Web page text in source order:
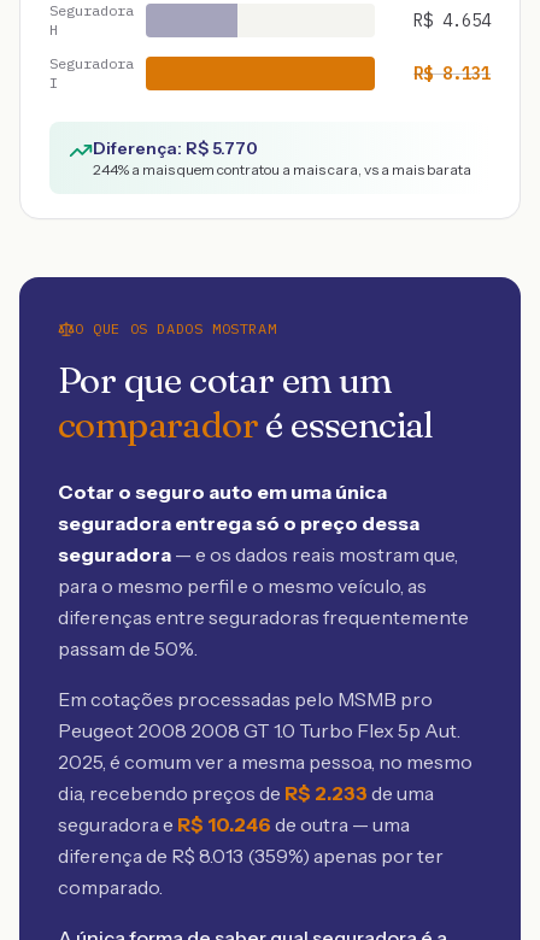
Seguradora
H
R$ 4.654
Seguradora
I
R$8.131
Diferença: R$5.770
244% a mais quem contratou a mais cara, vs a mais barata
O QUE OS DADOS MOSTRAM
Por que cotar em um
comparadoré essencial
Cotar o seguro auto em uma única
seguradora entrega só o preço dessa
seguradora — e os dados reais mostram que,
para o mesmo perfil e o mesmo veículo, as
diferenças entre seguradoras frequentemente
passam de 50%.
Em cotações processadas pelo MSMB pro
Peugeot 2008 2008 GT 1.0 Turbo Flex 5p Aut.
2025, é comum ver a mesma pessoa, no mesmo
dia, recebendo preços de R$ 2.233 de uma
seguradora e R$ 10.246 de outra — uma
diferença de R$ 8.013 (359%) apenas por ter
comparado.